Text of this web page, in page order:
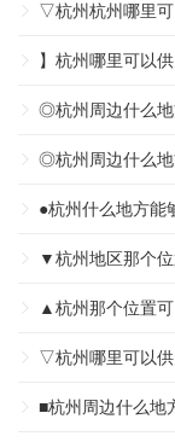
▽杭州杭州哪里
】杭州哪里可以
◎杭州周边什么地
◎杭州周边什么地
●杭州什么地方能
▼杭州地区那个
▲杭州那个位置
▽杭州哪里可以
■杭州周边什么地